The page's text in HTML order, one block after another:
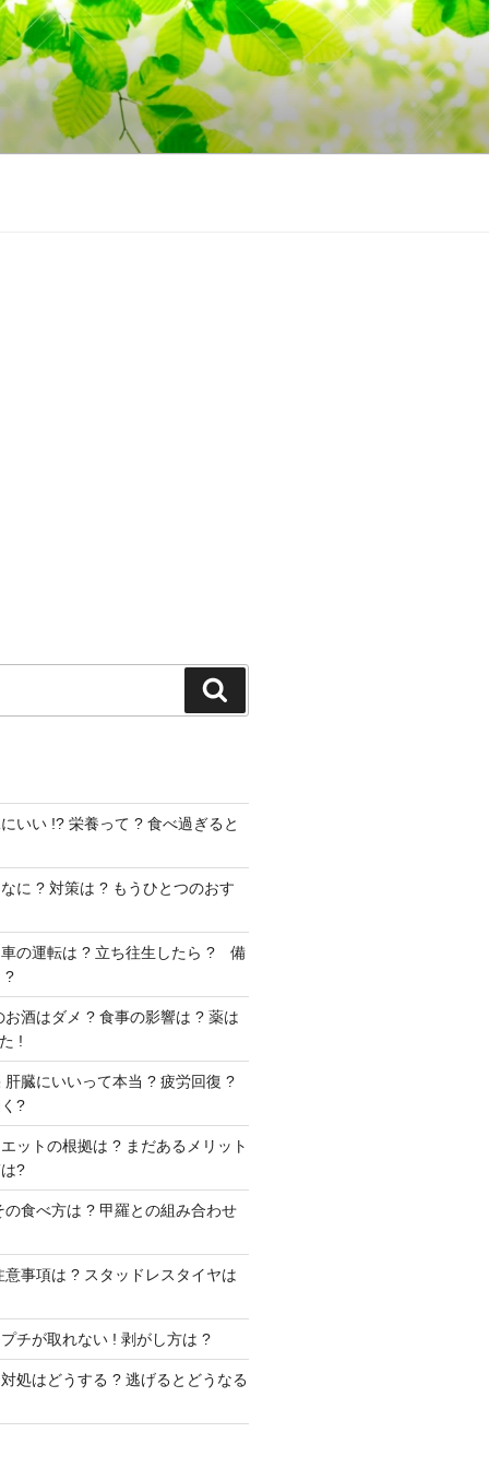
索
いい !? 栄養って ? 食べ過ぎると
に ? 対策は ? もうひとつのおす
車の運転は ? 立ち往生したら ? 備
?
お酒はダメ ? 食事の影響は ? 薬は
!
肝臓にいいって本当 ? 疲労回復 ?
?
ットの根拠は ? まだあるメリット
?
の食べ方は ? 甲羅との組み合わせ
意事項は ? スタッドレスタイヤは
チが取れない ! 剥がし方は ?
処はどうする ? 逃げるとどうなる